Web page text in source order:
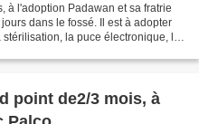
à l'adoption Padawan et sa fratrie
dans le fossé. Il est à adopter
la puce électronique, le
point de2/3 mois, à